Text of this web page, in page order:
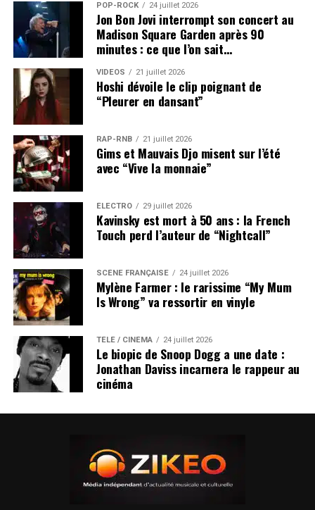
POP-ROCK 24 juillet 2026
Jon Bon Jovi interrompt son concert au
Madison Square Garden après 90
minutes : ce que l’on sait…
VIDEOS 21 juillet 2026
Hoshi dévoile le clip poignant de
“Pleurer en dansant”
RAP-RNB 21 juillet 2026
Gims et Mauvais Djo misent sur l’été
avec “Vive la monnaie”
ÉLECTRO 29 juillet 2026
Kavinsky est mort à 50 ans : la French
Touch perd l’auteur de “Nightcall”
SCÈNE FRANÇAISE 24 juillet 2026
Mylène Farmer : le rarissime “My Mum
Is Wrong” va ressortir en vinyle
TÉLÉ / CINÉMA 24 juillet 2026
Le biopic de Snoop Dogg a une date :
Jonathan Daviss incarnera le rappeur au
cinéma